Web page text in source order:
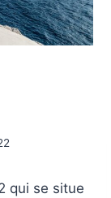
qui se situe